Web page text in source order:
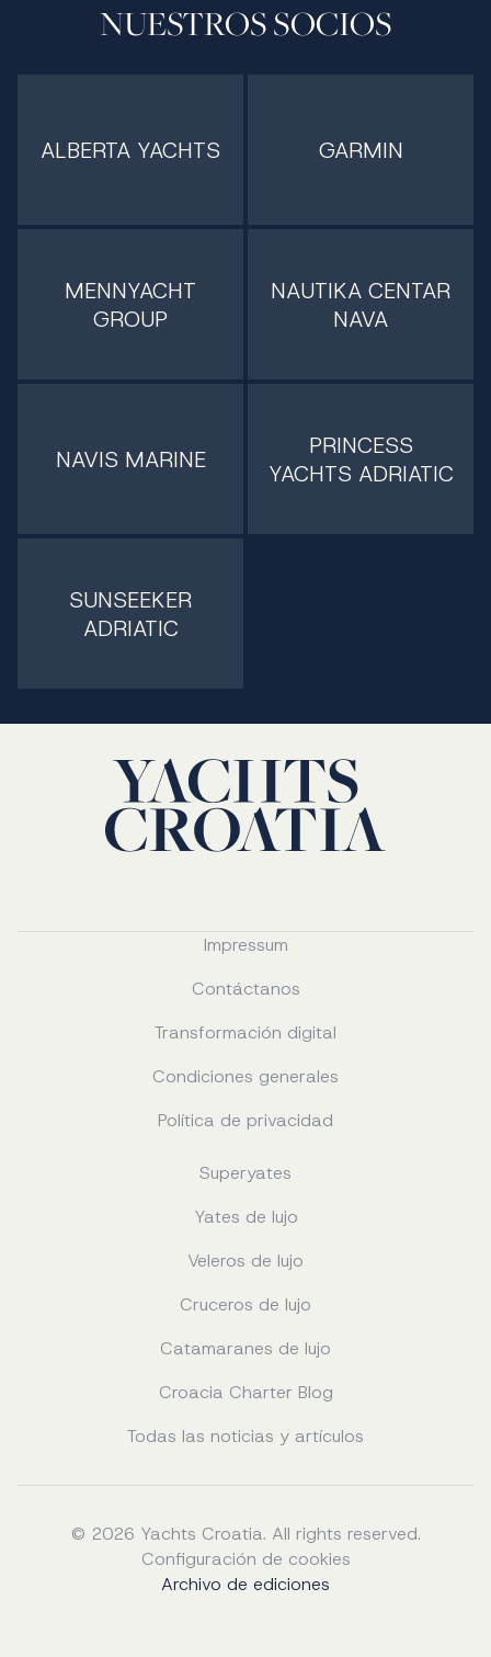
NUESTROS SOCIOS
ALBERTA YACHTS GARMIN
MENNYACHT
GROUP
NAUTIKA CENTAR
NAVA
NAVIS MARINE
PRINCESS
YACHTS ADRIATIC
SUNSEEKER
ADRIATIC
Impressum
Contáctanos
Transformación digital
Condiciones generales
Política de privacidad
Superyates
Yates de lujo
Veleros de lujo
Cruceros de lujo
Catamaranes de lujo
Croacia Charter Blog
Todas las noticias y artículos
© 2026 Yachts Croatia. All rights reserved.
Configuración de cookies
Archivo de ediciones